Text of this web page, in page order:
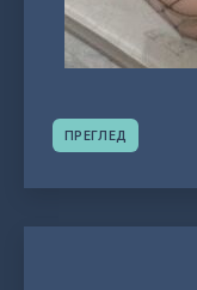
ПРЕГЛЕД